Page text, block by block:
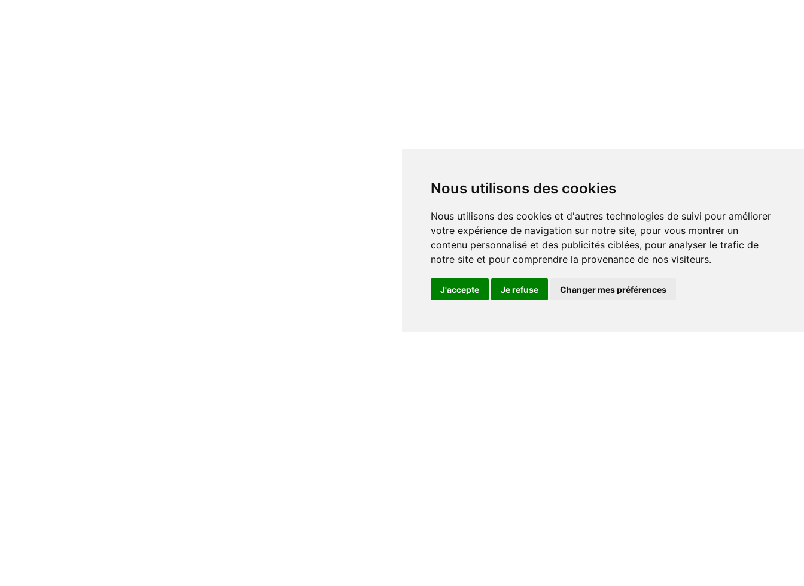
Nous utilisons des cookies
Nous utilisons des cookies et d'autres technologies de suivi pour améliorer
votre expérience de navigation sur notre site, pour vous montrer un
contenu personnalisé et des publicités ciblées, pour analyser le trafic de
notre site et pour comprendre la provenance de nos visiteurs.
J'accepte Je refuse Changer mes préférences